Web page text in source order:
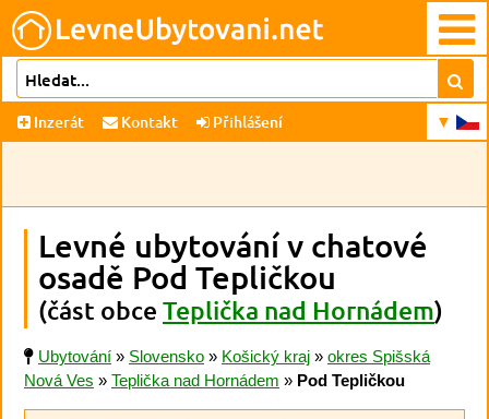
Inzerát Kontakt Přihlášení
Levné ubytování v chatové
osadě Pod Tepličkou
(část obce Teplička nad Hornádem)
Ubytování » Slovensko » Košický kraj » okres Spišská
Nová Ves » Teplička nad Hornádem » Pod Tepličkou